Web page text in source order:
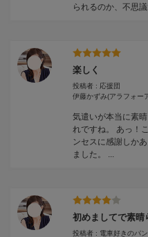
られるのか、不思
楽しく
投稿者 : 応援団
伊藤かずみ(アラフォー
気遣いが本当に素
れですね。 あっ！
ンセスに感謝しか
ました。 ...
初めましてで素晴
投稿者 : 電車好きのパ